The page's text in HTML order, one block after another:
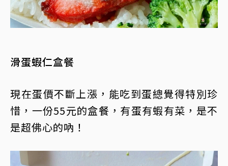
滑蛋蝦仁盒餐
現在蛋價不斷上漲，能吃到蛋總覺得特別珍
惜，一份55元的盒餐，有蛋有蝦有菜，是不
是超佛心的吶！